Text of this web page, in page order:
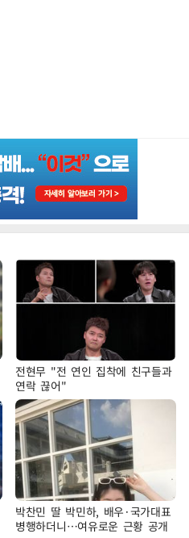
전현무 "전 연인 집착에 친구들과
연락 끊어"
박찬민 딸 박민하, 배우·국가대표
병행하더니…여유로운 근황 공개